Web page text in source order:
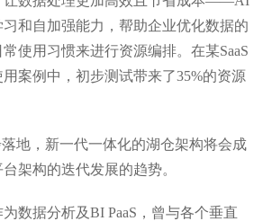
和自加强能力，帮助企业优化数据的
使用习惯来进行资源编排。在某SaaS
案例中，初步测试带来了35%的资源
地，新一代一体化的湖仓架构将会成
架构的迭代发展的趋势。
数据分析及BI PaaS，曾与各个垂直